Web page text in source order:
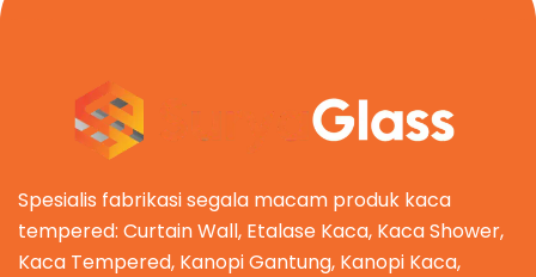
Spesialis fabrikasi segala macam produk kaca
tempered: Curtain Wall, Etalase Kaca, Kaca Shower,
Kaca Tempered, Kanopi Gantung, Kanopi Kaca,